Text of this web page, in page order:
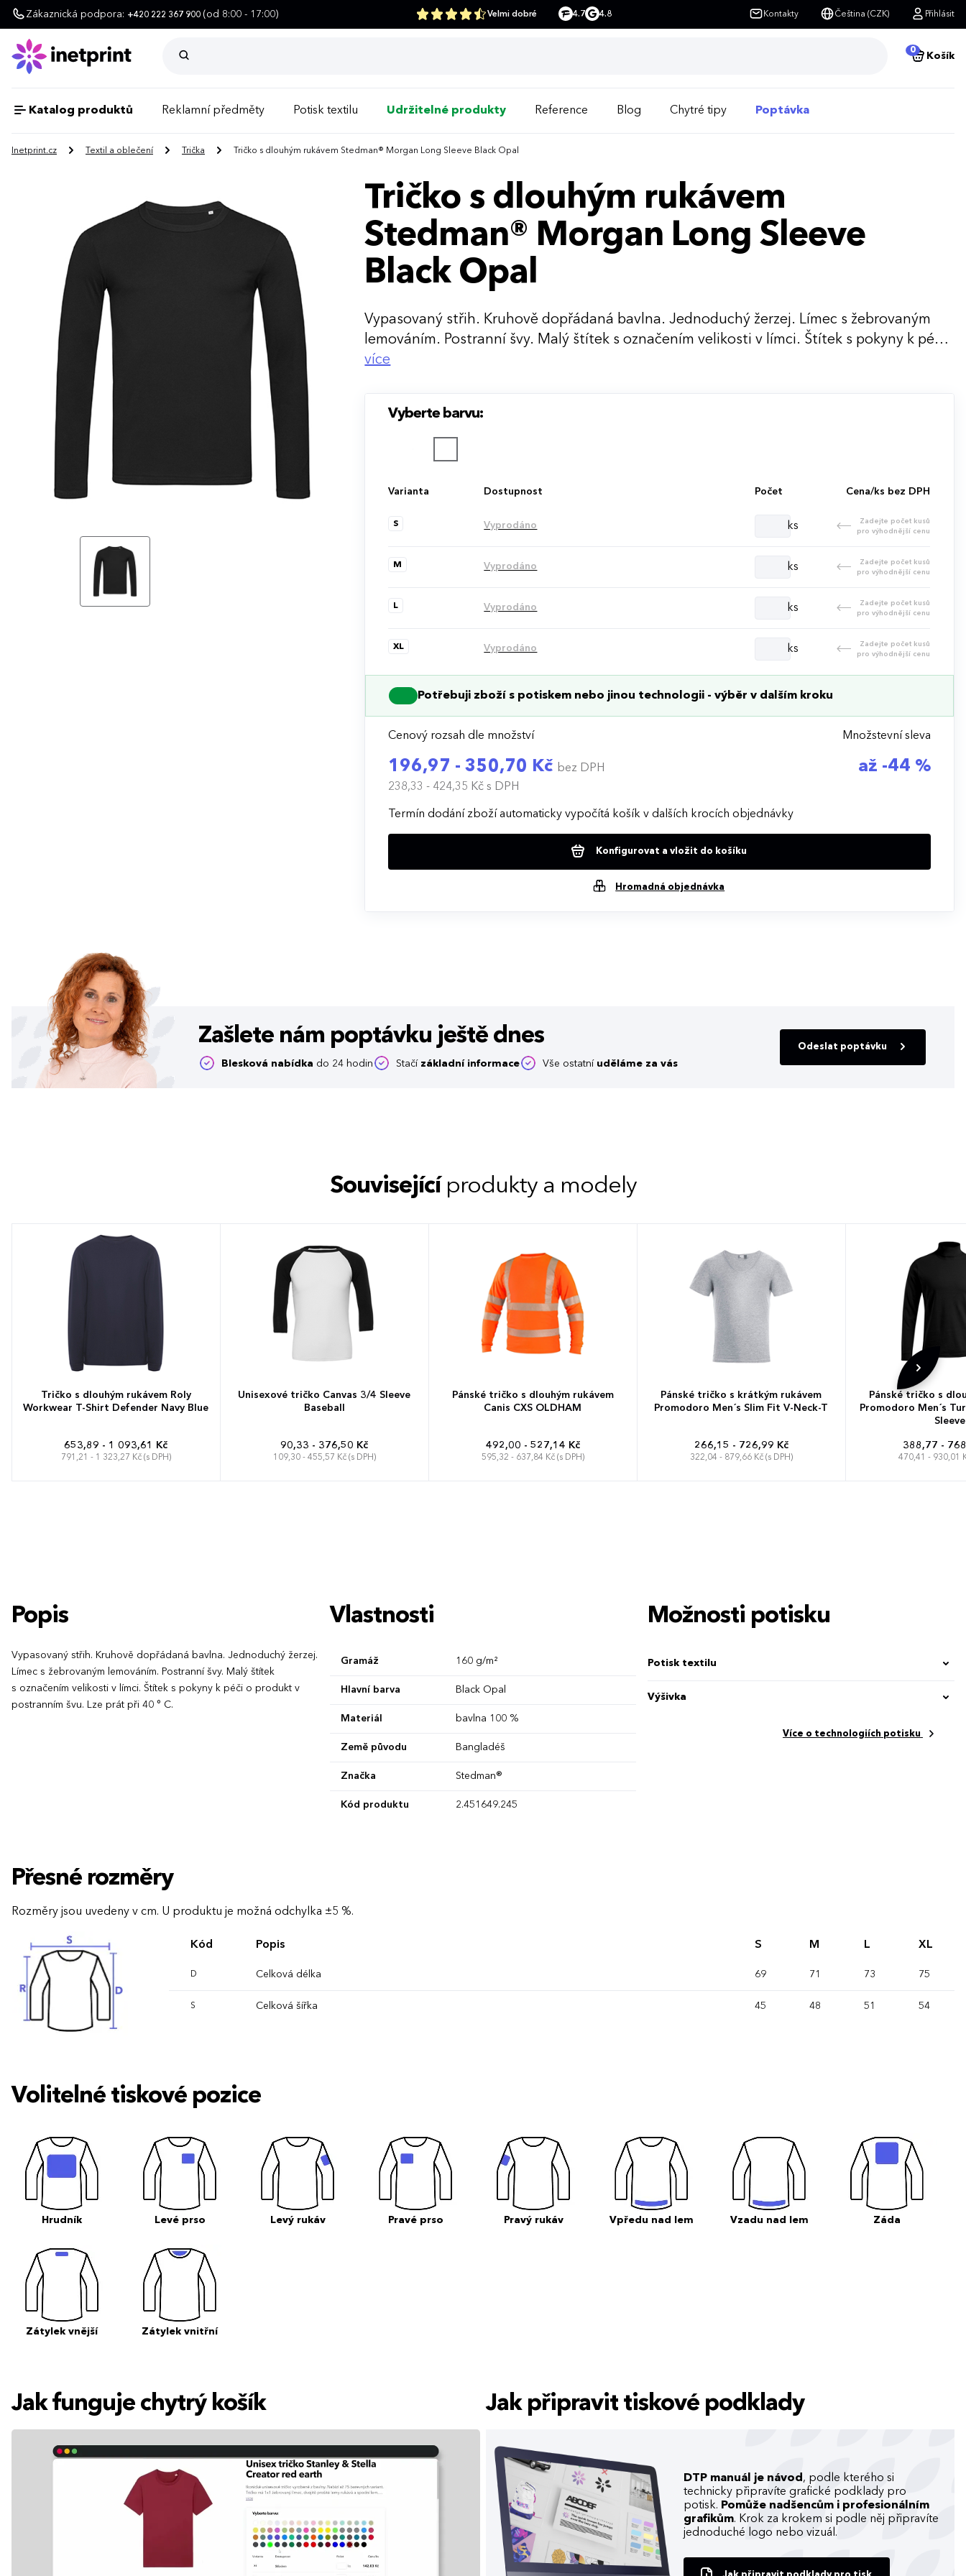
Zákaznická podpora: +420 222 367 900 (od 8:00 - 17:00) Velmi dobré 4.7 4.8 Kontakty Čeština (CZK) Přihlásit
0
Košík
Katalog produktů Reklamní předměty Potisk textilu Udržitelné produkty Reference Blog Chytré tipy Poptávka
Inetprint.cz Textil a oblečení Trička Tričko s dlouhým rukávem Stedman® Morgan Long Sleeve Black Opal
Tričko s dlouhým rukávem
Stedman® Morgan Long Sleeve
Black Opal
Vypasovaný střih. Kruhově dopřádaná bavlna. Jednoduchý žerzej. Límec s žebrovaným
lemováním. Postranní švy. Malý štítek s označením velikosti v límci. Štítek s pokyny k péči
o produkt v postranním švu. Lze prát při 40 ° C.
více
Vyberte barvu:
Varianta Dostupnost Počet Cena/ks bez DPH
S Vyprodáno ks
Zadejte počet kusů
pro výhodnější cenu
M Vyprodáno ks
Zadejte počet kusů
pro výhodnější cenu
L Vyprodáno ks
Zadejte počet kusů
pro výhodnější cenu
XL Vyprodáno ks
Zadejte počet kusů
pro výhodnější cenu
Potřebuji zboží s potiskem nebo jinou technologii - výběr v dalším kroku
Cenový rozsah dle množství
196,97 - 350,70 Kč bez DPH
238,33 - 424,35 Kčs DPH
Množstevní sleva
až -44 %
Termín dodání zboží automaticky vypočítá košík v dalších krocích objednávky
Konfigurovat a vložit do košíku
Hromadná objednávka
Zašlete nám poptávku ještě dnes
Blesková nabídka do 24 hodin Stačí základní informace Vše ostatní uděláme za vás
Odeslat poptávku
Související produkty a modely
Tričko s dlouhým rukávem Roly
Workwear T-Shirt Defender Navy Blue
653,89 - 1 093,61 Kč
791,21 - 1 323,27 Kč (s DPH)
Unisexové tričko Canvas 3/4 Sleeve
Baseball
90,33 - 376,50 Kč
109,30 - 455,57 Kč (s DPH)
Pánské tričko s dlouhým rukávem
Canis CXS OLDHAM
492,00 - 527,14 Kč
595,32 - 637,84 Kč (s DPH)
Pánské tričko s krátkým rukávem
Promodoro Men´s Slim Fit V-Neck-T
266,15 - 726,99 Kč
322,04 - 879,66 Kč (s DPH)
Pánské tričko s
Promodoro Men´s
Sleeve
388,77 -
470,41 - 930,01
Popis
Vypasovaný střih. Kruhově dopřádaná bavlna. Jednoduchý žerzej.
Límec s žebrovaným lemováním. Postranní švy. Malý štítek
s označením velikosti v límci. Štítek s pokyny k péči o produkt v
postranním švu. Lze prát při 40 ° C.
Vlastnosti
Gramáž 160 g/m²
Hlavní barva Black Opal
Materiál bavlna 100 %
Země původu Bangladéš
Značka Stedman®
Kód produktu 2.451649.245
Možnosti potisku
Potisk textilu
Výšivka
Více o technologiích potisku
Přesné rozměry
Rozměry jsou uvedeny v cm. U produktu je možná odchylka ±5 %.
Kód Popis S M L XL
D Celková délka 69 71 73 75
S Celková šířka 45 48 51 54
Volitelné tiskové pozice
Hrudník Levé prso Levý rukáv Pravé prso Pravý rukáv Vpředu nad lem Vzadu nad lem Záda
Zátylek vnější Zátylek vnitřní
Jak funguje chytrý košík Jak připravit tiskové podklady
DTP manuál je návod, podle kterého si
technicky připravíte grafické podklady pro
potisk. Pomůže nadšencům i profesionálním
grafikům. Krok za krokem si podle něj připravíte
jednoduché logo nebo vizuál.